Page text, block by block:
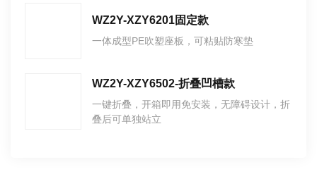
WZ2Y-XZY6201固定款
一体成型PE吹塑座板，可粘贴防寒垫
WZ2Y-XZY6502-折叠凹槽款
一键折叠，开箱即用免安装，无障碍设计，折
叠后可单独站立